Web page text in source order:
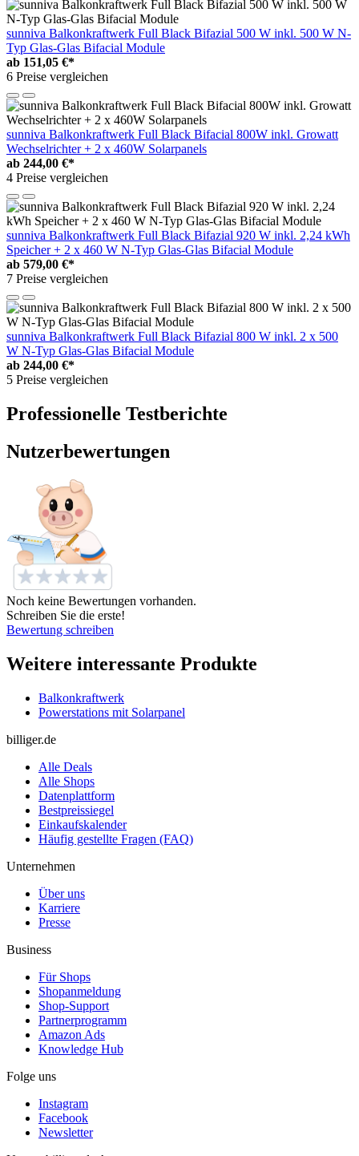
sunniva Balkonkraftwerk Full Black Bifazial 500 W inkl. 500 W N-
Typ Glas-Glas Bifacial Module
ab 151,05 €*
6 Preise vergleichen
sunniva Balkonkraftwerk Full Black Bifacial 800W inkl. Growatt
Wechselrichter + 2 x 460W Solarpanels
ab 244,00 €*
4 Preise vergleichen
sunniva Balkonkraftwerk Full Black Bifazial 920 W inkl. 2,24 kWh
Speicher + 2 x 460 W N-Typ Glas-Glas Bifacial Module
ab 579,00 €*
7 Preise vergleichen
sunniva Balkonkraftwerk Full Black Bifazial 800 W inkl. 2 x 500
W N-Typ Glas-Glas Bifacial Module
ab 244,00 €*
5 Preise vergleichen
Professionelle Testberichte
Nutzerbewertungen
Noch keine Bewertungen vorhanden.
Schreiben Sie die erste!
Bewertung schreiben
Weitere interessante Produkte
Balkonkraftwerk
Powerstations mit Solarpanel
billiger.de
Alle Deals
Alle Shops
Datenplattform
Bestpreissiegel
Einkaufskalender
Häufig gestellte Fragen (FAQ)
Unternehmen
Über uns
Karriere
Presse
Business
Für Shops
Shopanmeldung
Shop-Support
Partnerprogramm
Amazon Ads
Knowledge Hub
Folge uns
Instagram
Facebook
Newsletter